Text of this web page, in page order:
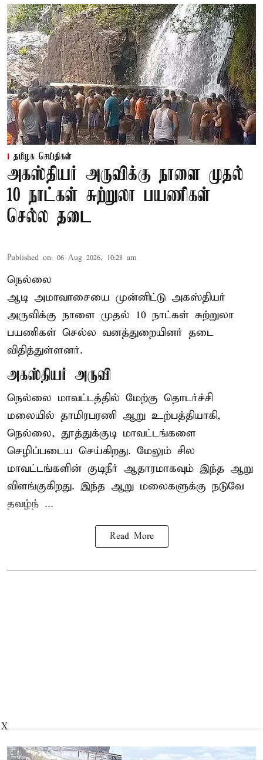
தமிழக செய்திகள்
அகஸ்தியர் அருவிக்கு நாளை முதல்
10 நாட்கள் சுற்றுலா பயணிகள்
செல்ல தடை
Published on: 06 Aug 2026, 10:28 am
நெல்லை
ஆடி அமாவாசையை முன்னிட்டு அகஸ்தியர்
அருவிக்கு நாளை முதல் 10 நாட்கள் சுற்றுலா
பயணிகள் செல்ல வனத்துறையினர் தடை
விதித்துள்ளனர்.
அகஸ்தியர் அருவி
நெல்லை மாவட்டத்தில் மேற்கு தொடர்ச்சி
மலையில் தாமிரபரணி ஆறு உற்பத்தியாகி,
நெல்லை, தூத்துக்குடி மாவட்டங்களை
செழிப்படைய செய்கிறது. மேலும் சில
மாவட்டங்களின் குடிநீர் ஆதாரமாகவும் இந்த ஆறு
விளங்குகிறது. இந்த ஆறு மலைகளுக்கு நடுவே
தவழ்ந் ...
Read More
X